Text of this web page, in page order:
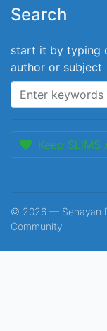
Search
start it by typing
author or subject
Keep SLiMS
© 2026 — Senayan
Community